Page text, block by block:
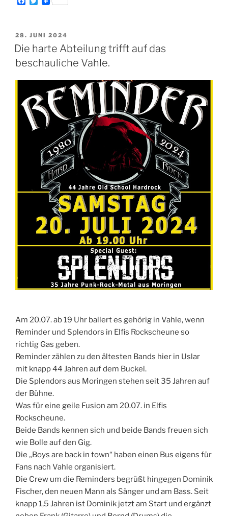
o
t
r
VERÖFFENTLICHT
AM
28. JUNI 2024
Die harte Abteilung trifft auf das
beschauliche Vahle.
Am 20.07. ab 19 Uhr ballert es gehörig in Vahle, wenn
Reminder und Splendors in Elfis Rockscheune so
richtig Gas geben.
Reminder zählen zu den ältesten Bands hier in Uslar
mit knapp 44 Jahren auf dem Buckel.
Die Splendors aus Moringen stehen seit 35 Jahren auf
der Bühne.
Was für eine geile Fusion am 20.07. in Elfis
Rockscheune.
Beide Bands kennen sich und beide Bands freuen sich
wie Bolle auf den Gig.
Die „Boys are back in town“ haben einen Bus eigens für
Fans nach Vahle organisiert.
Die Crew um die Reminders begrüßt hingegen Dominik
Fischer, den neuen Mann als Sänger und am Bass. Seit
knapp 1,5 Jahren ist Dominik jetzt am Start und ergänzt